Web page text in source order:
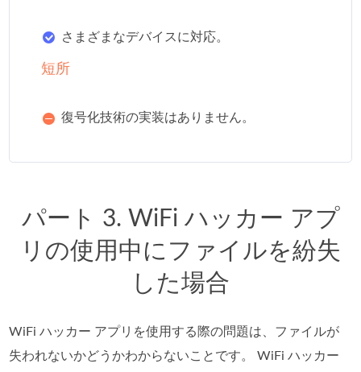
さまざまなデバイスに対応。
短所
復号化技術の実装はありません。
パート 3. WiFi ハッカー アプ
リの使用中にファイルを紛失
した場合
WiFi ハッカー アプリを使用する際の問題は、ファイルが
失われないかどうかわからないことです。 WiFi ハッカー